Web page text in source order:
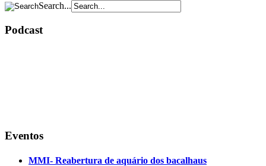
Search...
Podcast
Eventos
MMI- Reabertura de aquário dos bacalhaus